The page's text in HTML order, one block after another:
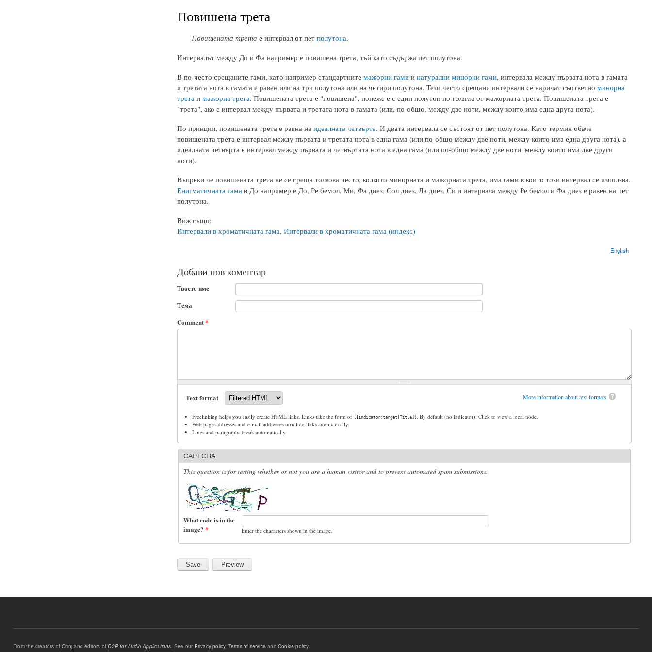
Повишена трета
Повишената трета е интервал от пет полутона.
Интервалът между До и Фа например е повишена трета, тъй като съдържа пет полутона.
В по-често срещаните гами, като например стандартните мажорни гамии натурални минорни гами, интервала между първата нота в гамата
и третата нота в гамата е равен или на три полутона или на четири полутона. Тези често срещани интервали се наричат съответно минорна
третаи мажорна трета. Повишената трета е "повишена", понеже е с един полутон по-голяма от мажорната трета. Повишената трета е
"трета", ако е интервал между първата и третата нота в гамата (или, по-общо, между две ноти, между които има една друга нота).
По принцип, повишената трета е равна на идеалната четвърта. И двата интервала се състоят от пет полутона. Като термин обаче
повишената трета е интервал между първата и третата нота в една гама (или по-общо между две ноти, между които има една друга нота), а
идеалната четвърта е интервал между първата и четвъртата нота в една гама (или по-общо между две ноти, между които има две други
ноти).
Въпреки че повишената трета не се среща толкова често, колкото минорната и мажорната трета, има гами в които този интервал се използва.
Енигматичната гамав До например е До, Ре бемол, Ми, Фа диез, Сол диез, Ла диез, Си и интервала между Ре бемол и Фа диез е равен на пет
полутона.
Виж също:
Интервали в хроматичната гама, Интервали в хроматичната гама (индекс)
English
Добави нов коментар
Твоето име
Тема
Comment*
More information about text formats
Text format
Freelinking helps you easily create HTML links. Links take the form of [[indicator:target|Title]]. By default (no indicator): Click to view a local node.
Web page addresses and e-mail addresses turn into links automatically.
Lines and paragraphs break automatically.
CAPTCHA
This question is for testing whether or not you are a human visitor and to prevent automated spam submissions.
What code is in the
image? * Enter the characters shown in the image.
From the creators ofOrinj and editors ofDSP for Audio Applications. See our Privacy policy, Terms of service andCookie policy.